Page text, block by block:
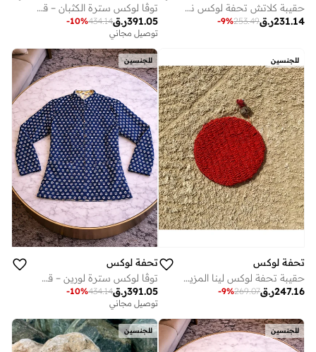
حقيبة كلاتش تحفة لوكس نور من عرق اللؤلؤ - تصميم مربع مع أقراص من عرق اللؤلؤ مخيطة يدويًا، وحواف من الكشكشة القرمزية، قطعة مسائية رائعة (19 × 19.5 سم)
ر.ق231.14
253.49
-9%
توڤا لوكس سترة الكثبان – قطن مطبوع يدوياً (كبير 50 × 70 سم) | سترة حرفية للجنسين
ر.ق391.05
434.14
-10%
توصيل مجاني
للجنسين
تحفة لوكس
حقيبة تحفة لوكس لينا المزينة بالخرز - حقيبة يد دائرية حمراء لامعة | مطرزة يدويًا بالكامل بخرز البذور، بتصميم دائري وتفاصيل شرابة (18.5 × 19 سم)
ر.ق247.16
269.07
-9%
للجنسين
تحفة لوكس
توڤا لوكس سترة لورين – قطن مطبوع يدوياً (متوسط 69 × 48 سم) | سترة حرفية للجنسين
ر.ق391.05
434.14
-10%
توصيل مجاني
للجنسين للجنسين